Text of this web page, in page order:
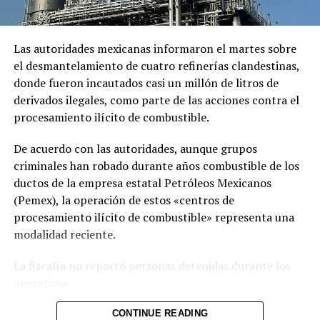
Relacionado
historia de Vaguito, el perro
que va cada día a la playa a
buscar a su dueño muerto
(FOTOS)
20 marzo, 2022
En «ENTREGA ESPECIAL»
que los perros lloran al
reencontrarse con sus
dueños
En «Internacionales»
Las autoridades mexicanas informaron el martes sobre
el desmantelamiento de cuatro refinerías clandestinas,
donde fueron incautados casi un millón de litros de
derivados ilegales, como parte de las acciones contra el
procesamiento ilícito de combustible.
De acuerdo con las autoridades, aunque grupos
criminales han robado durante años combustible de los
ductos de la empresa estatal Petróleos Mexicanos
(Pemex), la operación de estos «centros de
procesamiento ilícito de combustible» representa una
modalidad reciente.
La fiscalía no reportó personas detenidas durante los
Las plantas clandestinas fueron localizadas en los
CONTINUE READING